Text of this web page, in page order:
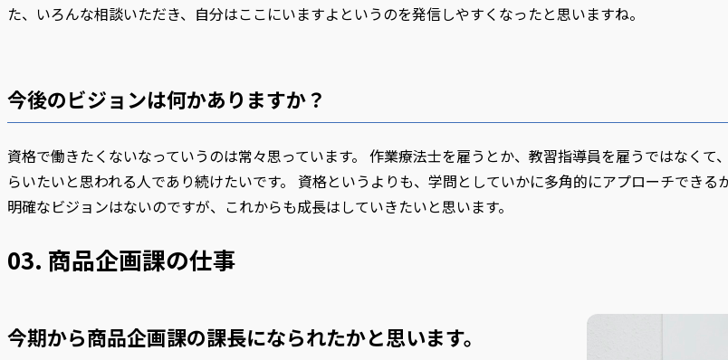
た、いろんな相談いただき、自分はここにいますよというのを発信しやすくなったと思いますね。
今後のビジョンは何かありますか？
資格で働きたくないなっていうのは常々思っています。 作業療法士を雇うとか、教習指導員を雇うではなく
らいたいと思われる人であり続けたいです。 資格というよりも、学問としていかに多角的にアプローチでき
明確なビジョンはないのですが、これからも成長はしていきたいと思います。
03. 商品企画課の仕事
今期から商品企画課の課長になられたかと思います。